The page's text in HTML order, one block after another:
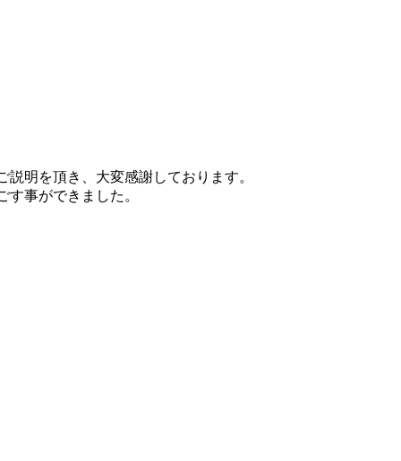
明を頂き、大変感謝しております。
事ができました。